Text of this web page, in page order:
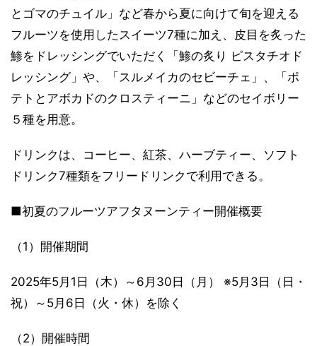
とゴマのチュイル」など春から夏に向けて旬を迎える
フルーツを使用したスイーツ7種に加え、皮目を炙った
鯵をドレッシングでいただく「鯵の炙り ピスタチオド
レッシング」や、「スルメイカのセビーチェ」、「ポ
テトとアボカドのクロスティーニ」などのセイボリー
５種を用意。
ドリンクは、コーヒー、紅茶、ハーブティー、ソフト
ドリンク7種類をフリードリンクで利用できる。
■初夏のフルーツアフタヌーンティー開催概要
（1）開催期間
2025年5月1日（木）～6月30日（月） ※5月3日（日・
祝）～5月6日（火・休）を除く
（2）開催時間